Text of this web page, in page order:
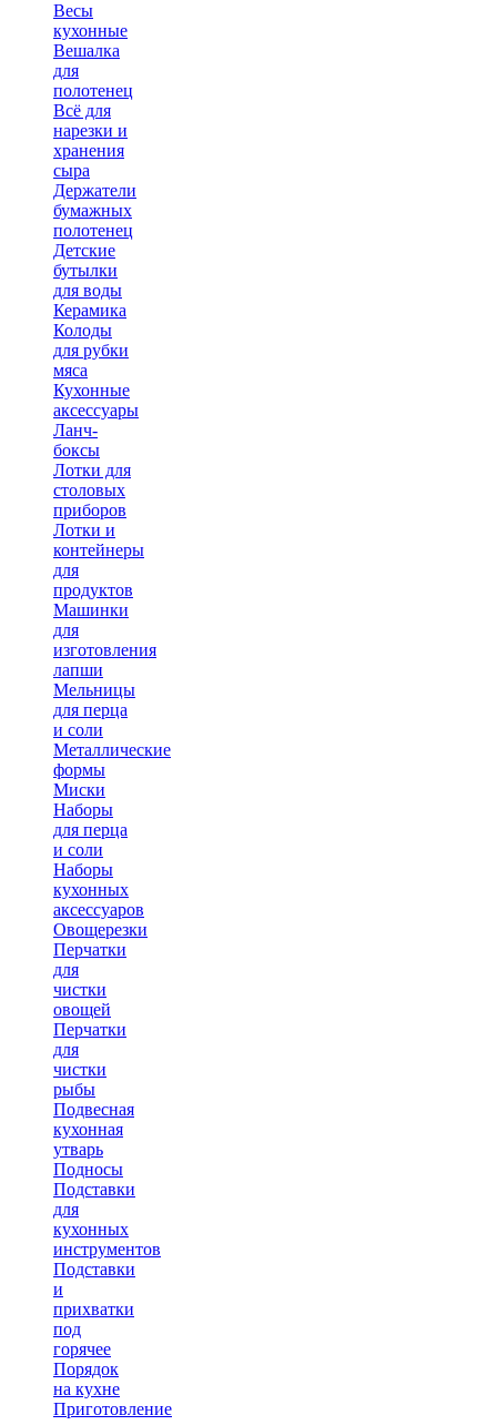
Весы
кухонные
Вешалка
для
полотенец
Всё для
нарезки и
хранения
сыра
Держатели
бумажных
полотенец
Детские
бутылки
для воды
Керамика
Колоды
для рубки
мяса
Кухонные
аксессуары
Ланч-
боксы
Лотки для
столовых
приборов
Лотки и
контейнеры
для
продуктов
Машинки
для
изготовления
лапши
Мельницы
для перца
и соли
Металлические
формы
Миски
Наборы
для перца
и соли
Наборы
кухонных
аксессуаров
Овощерезки
Перчатки
для
чистки
овощей
Перчатки
для
чистки
рыбы
Подвесная
кухонная
утварь
Подносы
Подставки
для
кухонных
инструментов
Подставки
и
прихватки
под
горячее
Порядок
на кухне
Приготовление